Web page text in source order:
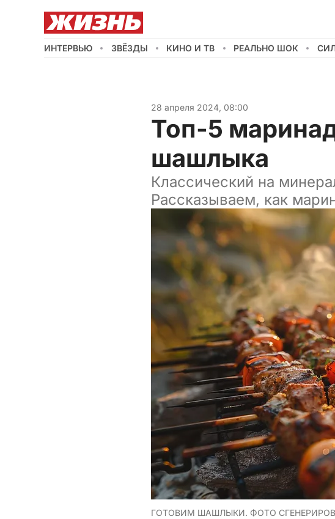
ИНТЕРВЬЮ ЗВЁЗДЫ КИНО И ТВ РЕАЛЬНО ШОК
28 апреля 2024, 08:00
Топ-5
шашлыка
Классический на
Рассказываем, как
ГОТОВИМ ШАШЛЫКИ. ФОТО